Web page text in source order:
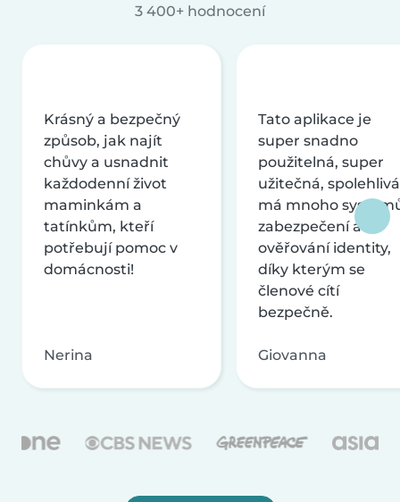
3 400+ hodnocení
Krásný a bezpečný
způsob, jak najít
chůvy a usnadnit
každodenní život
maminkám a
tatínkům, kteří
potřebují pomoc v
domácnosti!
Nerina
Tato aplikace je
super snadno
použitelná, super
užitečná,
má mnoho
zabezpečení a
ověřování identity,
díky kterým se
členové cítí
bezpečně.
Giovanna